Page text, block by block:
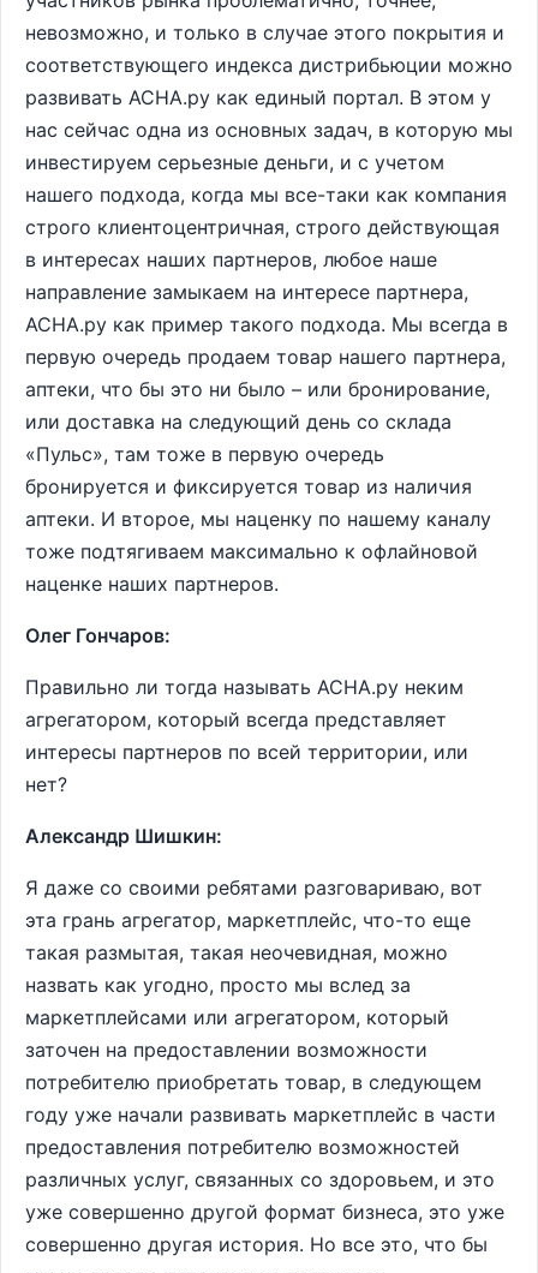
невозможно, и только в случае этого покрытия и
соответствующего индекса дистрибьюции можно
развивать АСНА.ру как единый портал. В этом у
нас сейчас одна из основных задач, в которую мы
инвестируем серьезные деньги, и с учетом
нашего подхода, когда мы все-таки как компания
строго клиентоцентричная, строго действующая
в интересах наших партнеров, любое наше
направление замыкаем на интересе партнера,
АСНА.ру как пример такого подхода. Мы всегда в
первую очередь продаем товар нашего партнера,
аптеки, что бы это ни было – или бронирование,
или доставка на следующий день со склада
«Пульс», там тоже в первую очередь
бронируется и фиксируется товар из наличия
аптеки. И второе, мы наценку по нашему каналу
тоже подтягиваем максимально к офлайновой
наценке наших партнеров.
Олег Гончаров:
Правильно ли тогда называть АСНА.ру неким
агрегатором, который всегда представляет
интересы партнеров по всей территории, или
нет?
Александр Шишкин:
Я даже со своими ребятами разговариваю, вот
эта грань агрегатор, маркетплейс, что-то еще
такая размытая, такая неочевидная, можно
назвать как угодно, просто мы вслед за
маркетплейсами или агрегатором, который
заточен на предоставлении возможности
потребителю приобретать товар, в следующем
году уже начали развивать маркетплейс в части
предоставления потребителю возможностей
различных услуг, связанных со здоровьем, и это
уже совершенно другой формат бизнеса, это уже
совершенно другая история. Но все это, что бы